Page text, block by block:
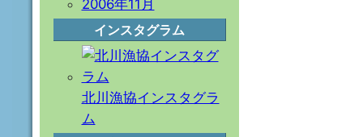
2006年11月
インスタグラム
北川漁協インスタグラ
ム